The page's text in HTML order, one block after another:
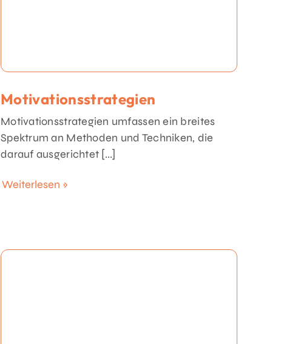
Motivationsstrategien
Motivationsstrategien umfassen ein breites
Spektrum an Methoden und Techniken, die
darauf ausgerichtet [...]
Weiterlesen »